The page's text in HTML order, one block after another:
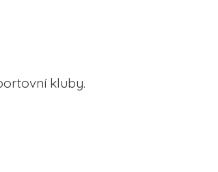
kluby.